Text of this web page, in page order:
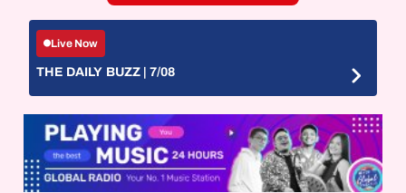
Live Now
THE DAILY BUZZ | 7/08